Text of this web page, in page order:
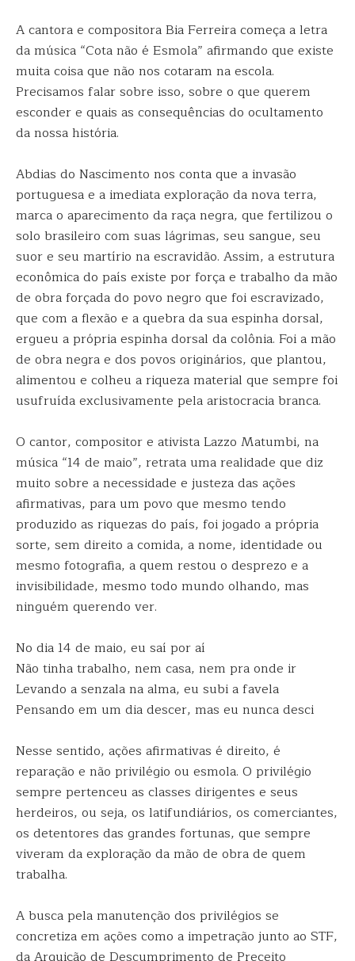
A cantora e compositora Bia Ferreira começa a letra
da música “Cota não é Esmola” afirmando que existe
muita coisa que não nos cotaram na escola.
Precisamos falar sobre isso, sobre o que querem
esconder e quais as consequências do ocultamento
da nossa história.
Abdias do Nascimento nos conta que a invasão
portuguesa e a imediata exploração da nova terra,
marca o aparecimento da raça negra, que fertilizou o
solo brasileiro com suas lágrimas, seu sangue, seu
suor e seu martírio na escravidão. Assim, a estrutura
econômica do país existe por força e trabalho da mão
de obra forçada do povo negro que foi escravizado,
que com a flexão e a quebra da sua espinha dorsal,
ergueu a própria espinha dorsal da colônia. Foi a mão
de obra negra e dos povos originários, que plantou,
alimentou e colheu a riqueza material que sempre foi
usufruída exclusivamente pela aristocracia branca.
O cantor, compositor e ativista Lazzo Matumbi, na
música “14 de maio”, retrata uma realidade que diz
muito sobre a necessidade e justeza das ações
afirmativas, para um povo que mesmo tendo
produzido as riquezas do país, foi jogado a própria
sorte, sem direito a comida, a nome, identidade ou
mesmo fotografia, a quem restou o desprezo e a
invisibilidade, mesmo todo mundo olhando, mas
ninguém querendo ver.
No dia 14 de maio, eu saí por aí
Não tinha trabalho, nem casa, nem pra onde ir
Levando a senzala na alma, eu subi a favela
Pensando em um dia descer, mas eu nunca desci
Nesse sentido, ações afirmativas é direito, é
reparação e não privilégio ou esmola. O privilégio
sempre pertenceu as classes dirigentes e seus
herdeiros, ou seja, os latifundiários, os comerciantes,
os detentores das grandes fortunas, que sempre
viveram da exploração da mão de obra de quem
trabalha.
A busca pela manutenção dos privilégios se
concretiza em ações como a impetração junto ao STF,